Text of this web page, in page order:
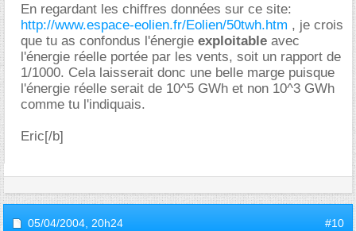
En regardant les chiffres données sur ce site:
http://www.espace-eolien.fr/Eolien/50twh.htm , je crois
que tu as confondus l'énergie exploitable avec
l'énergie réelle portée par les vents, soit un rapport de
1/1000. Cela laisserait donc une belle marge puisque
l'énergie réelle serait de 10^5 GWh et non 10^3 GWh
comme tu l'indiquais.
Eric[/b]
05/04/2004, 20h24 #10